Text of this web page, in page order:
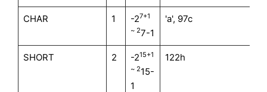
CHAR 1 -27+1
~ 27-1
'a', 97c
SHORT 2 -215+1
~ 215-
1
122h